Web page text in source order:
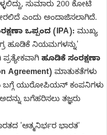
ಸುಮಾರು 200 ಕೋಟಿ
ಎಂದು ಅಂದಾಜಿಸಲಾಗಿದೆ.
ಒಪ್ಪಂದ (IPA): ಮುಖ್ಯ
ಹೂಡಿಕೆ ನಿಯಮಗಳನ್ನು'
ಹೂಡಿಕೆ ಸಂರಕ್ಷಣಾ
Agreement) ಮಾತುಕತೆಗಳು
ಬಗ್ಗೆ ಯುರೋಪಿಯನ್ ಕಂಪನಿಗಳು
ಬಗೆಹರಿಸಲು ತಜ್ಞರು
'ಆತ್ಮನಿರ್ಭರ ಭಾರತ'